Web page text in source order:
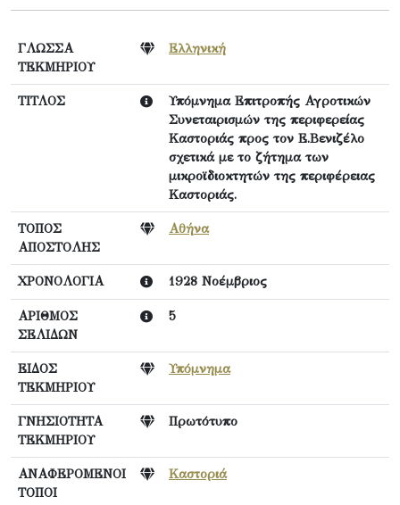
ΓΛΩΣΣΑ
ΤΕΚΜΗΡΙΟΥ
Ελληνική
ΤΙΤΛΟΣ
Υπόμνημα Επιτροπής Αγροτικών
Συνεταιρισμών της περιφερείας
Καστοριάς προς τον Ε.Βενιζέλο
σχετικά με το ζήτημα των
μικροϊδιοκτητών της περιφέρειας
Καστοριάς.
ΤΟΠΟΣ
ΑΠΟΣΤΟΛΗΣ
Αθήνα
ΧΡΟΝΟΛΟΓΙΑ 1928 Νοέμβριος
ΑΡΙΘΜΟΣ
ΣΕΛΙΔΩΝ
5
ΕΙΔΟΣ
ΤΕΚΜΗΡΙΟΥ
Υπόμνημα
ΓΝΗΣΙΟΤΗΤΑ
ΤΕΚΜΗΡΙΟΥ
Πρωτότυπο
ΑΝΑΦΕΡΟΜΕΝΟΙ
ΤΟΠΟΙ
Καστοριά